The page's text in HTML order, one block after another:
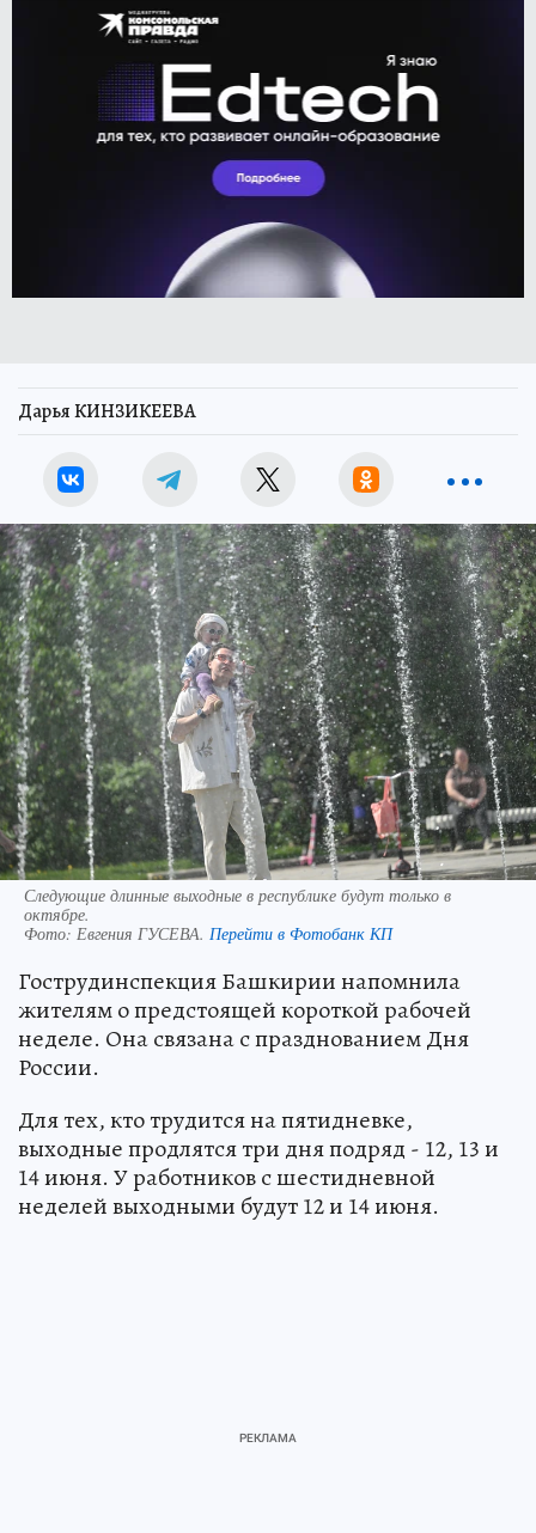
Дарья КИНЗИКЕЕВА
Следующие длинные выходные в республике будут только в
октябре.
Фото: Евгения ГУСЕВА. Перейти в Фотобанк КП
Гострудинспекция Башкирии напомнила
жителям о предстоящей короткой рабочей
неделе. Она связана с празднованием Дня
России.
Для тех, кто трудится на пятидневке,
выходные продлятся три дня подряд - 12, 13 и
14 июня. У работников с шестидневной
неделей выходными будут 12 и 14 июня.